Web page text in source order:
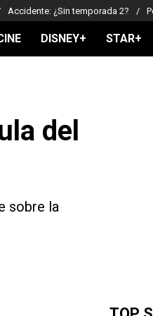
Accidente: ¿Sin temporada 2?
DISNEY+ STAR+
del
sobre la